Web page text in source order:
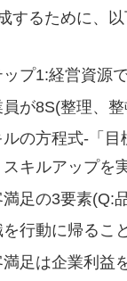
するために、
ップ1:経営資源
が8S(整理、
ルの方程式-「
スキルアップを
満足の3要素(Q:
を行動に帰るこ
満足は企業利益